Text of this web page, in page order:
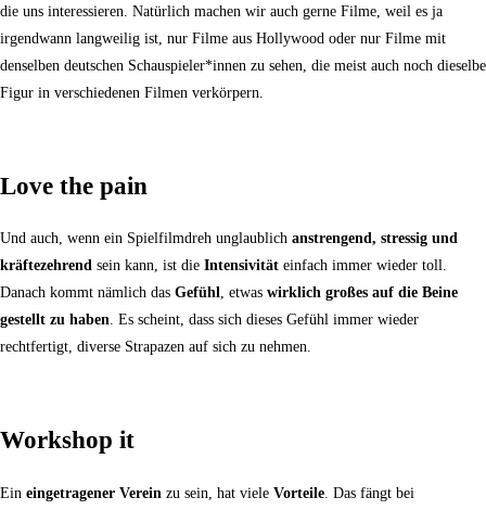
die uns interessieren. Natürlich machen wir auch gerne Filme, weil es ja
irgendwann langweilig ist, nur Filme aus Hollywood oder nur Filme mit
denselben deutschen Schauspieler*innen zu sehen, die meist auch noch dieselbe
Figur in verschiedenen Filmen verkörpern.
Love the pain
Und auch, wenn ein Spielfilmdreh unglaublich anstrengend, stressig und
kräftezehrend sein kann, ist die Intensivität einfach immer wieder toll.
Danach kommt nämlich das Gefühl, etwas wirklich großes auf die Beine
gestellt zu haben. Es scheint, dass sich dieses Gefühl immer wieder
rechtfertigt, diverse Strapazen auf sich zu nehmen.
Workshop it
Ein eingetragener Verein zu sein, hat viele Vorteile . Das fängt bei